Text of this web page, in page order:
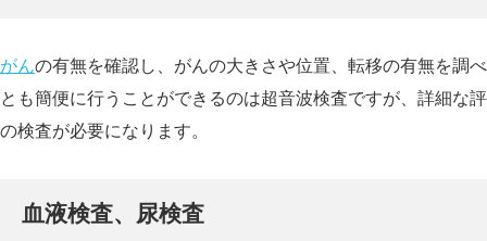
がんの有無を確認し、がんの大きさや位置、転移の有無を調
とも簡便に行うことができるのは超音波検査ですが、詳細な
の検査が必要になります。
血液検査、尿検査